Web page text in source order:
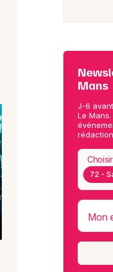
Mans
J-6
Le
72 -
Mon